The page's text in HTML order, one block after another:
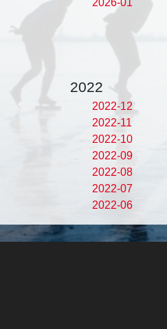
2026-01
2022
2022-12
2022-11
2022-10
2022-09
2022-08
2022-07
2022-06